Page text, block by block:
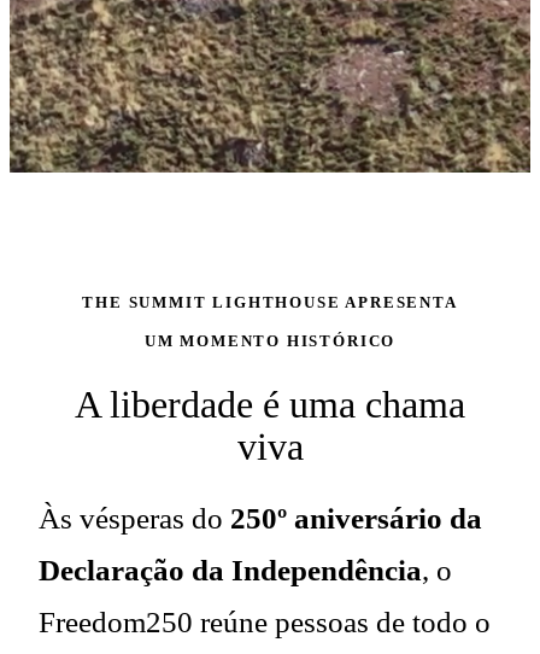
THE SUMMIT LIGHTHOUSE APRESENTA
UM MOMENTO HISTÓRICO
A liberdade é uma chama
viva
Às vésperas do 250º aniversário da
Declaração da Independência, o
Freedom250 reúne pessoas de todo o